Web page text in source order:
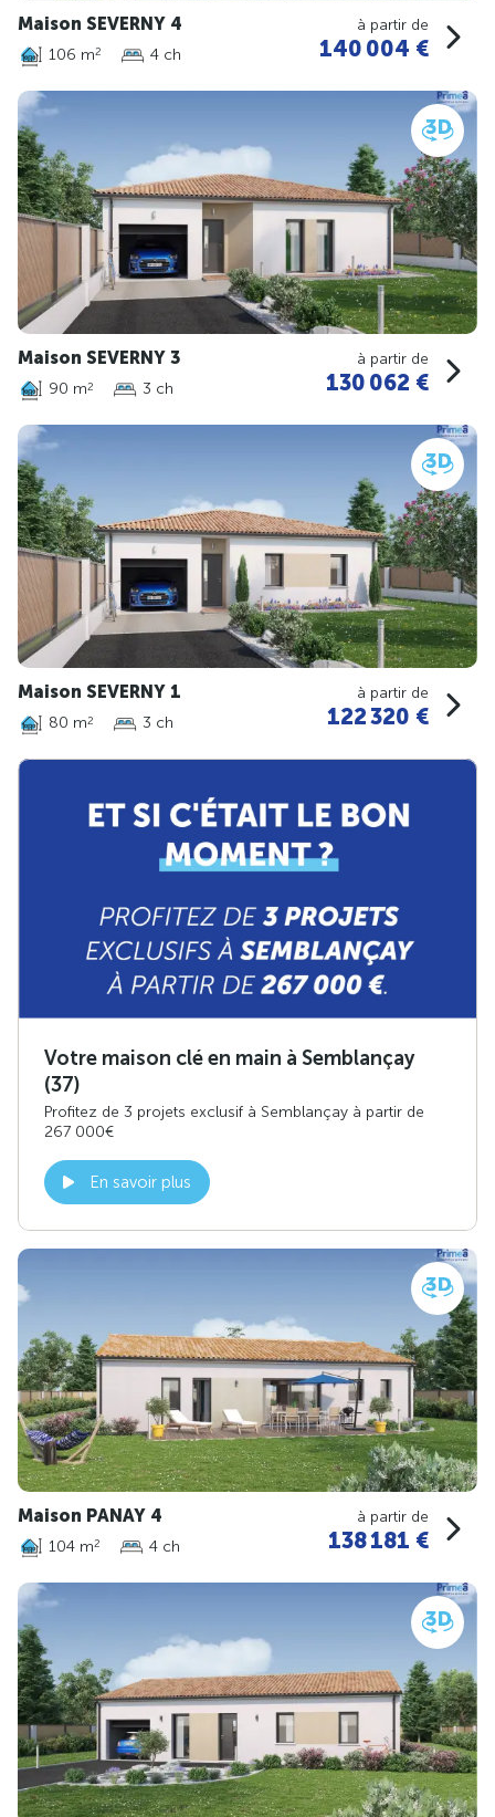
Maison SEVERNY 4
106 m2 4 ch
à partir de
140 004 €
Maison SEVERNY 3
90 m2 3 ch
à partir de
130 062 €
Maison SEVERNY 1
80 m2 3 ch
à partir de
122 320 €
Votre maison clé en main à Semblançay
(37)
Profitez de 3 projets exclusif à Semblançay à partir de
267 000€
En savoir plus
Maison PANAY 4
104 m2 4 ch
à partir de
138 181 €